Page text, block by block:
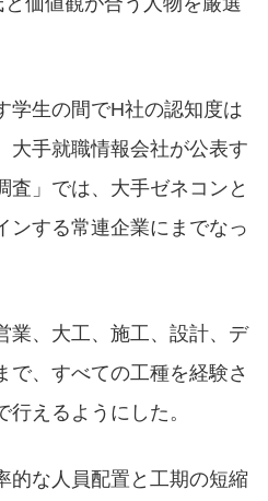
学生の間でH社の認知度は
大手就職情報会社が公表す
査」では、大手ゼネコンと
ンする常連企業にまでなっ
業、大工、施工、設計、デ
で、すべての工種を経験さ
えるようにした。
的な人員配置と工期の短縮